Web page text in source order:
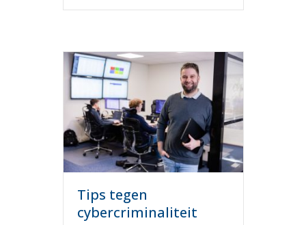
Tips tegen
cybercriminaliteit